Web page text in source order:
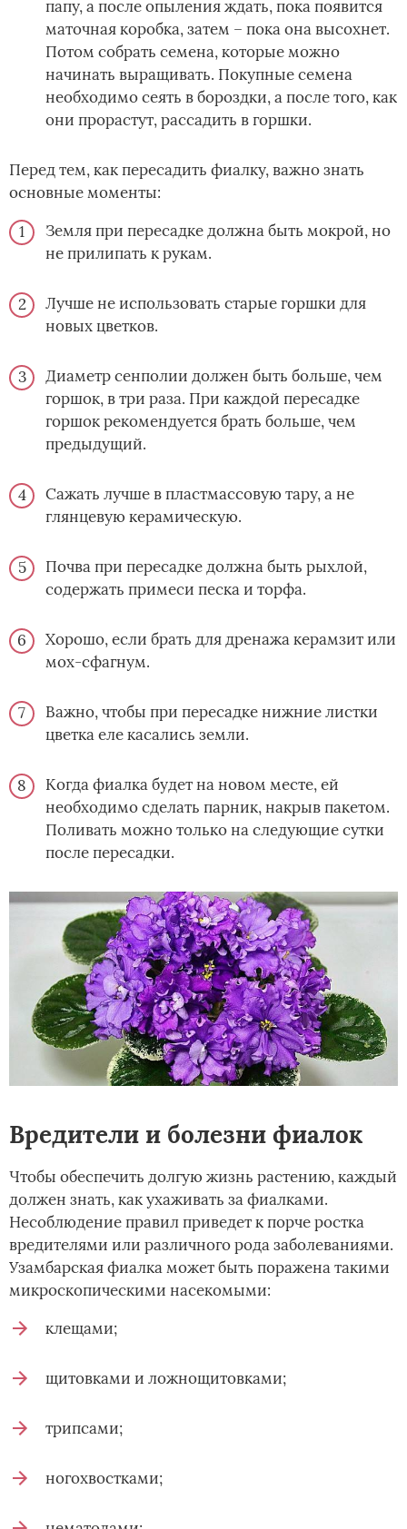
папу, а после опыления ждать, пока появится
маточная коробка, затем – пока она высохнет.
Потом собрать семена, которые можно
начинать выращивать. Покупные семена
необходимо сеять в бороздки, а после того, как
они прорастут, рассадить в горшки.
Перед тем, как пересадить фиалку, важно знать
основные моменты:
Земля при пересадке должна быть мокрой, но
не прилипать к рукам.
Лучше не использовать старые горшки для
новых цветков.
Диаметр сенполии должен быть больше, чем
горшок, в три раза. При каждой пересадке
горшок рекомендуется брать больше, чем
предыдущий.
Сажать лучше в пластмассовую тару, а не
глянцевую керамическую.
Почва при пересадке должна быть рыхлой,
содержать примеси песка и торфа.
Хорошо, если брать для дренажа керамзит или
мох-сфагнум.
Важно, чтобы при пересадке нижние листки
цветка еле касались земли.
Когда фиалка будет на новом месте, ей
необходимо сделать парник, накрыв пакетом.
Поливать можно только на следующие сутки
после пересадки.
Вредители и болезни фиалок
Чтобы обеспечить долгую жизнь растению, каждый
должен знать, как ухаживать за фиалками.
Несоблюдение правил приведет к порче ростка
вредителями или различного рода заболеваниями.
Узамбарская фиалка может быть поражена такими
микроскопическими насекомыми:
клещами;
щитовками и ложнощитовками;
трипсами;
ногохвостками;